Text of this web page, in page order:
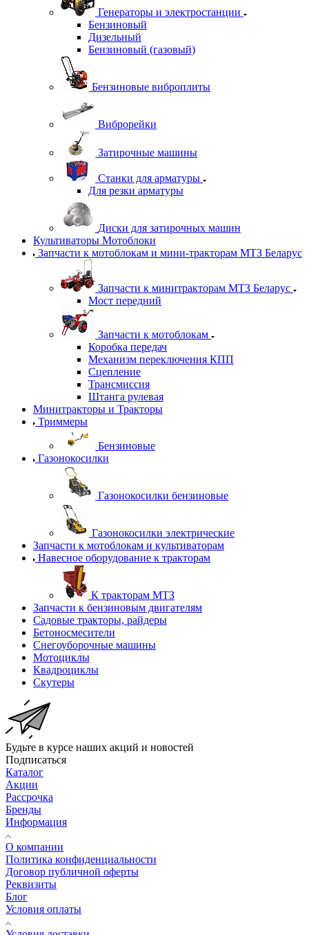
Генераторы и электростанции
Бензиновый
Дизельный
Бензиновый (газовый)
Бензиновые виброплиты
Виброрейки
Затирочные машины
Станки для арматуры
Для резки арматуры
Диски для затирочных машин
Культиваторы Мотоблоки
Запчасти к мотоблокам и мини-тракторам МТЗ Беларус
Запчасти к минитракторам МТЗ Беларус
Мост передний
Запчасти к мотоблокам
Коробка передач
Механизм переключения КПП
Сцепление
Трансмиссия
Штанга рулевая
Минитракторы и Тракторы
Триммеры
Бензиновые
Газонокосилки
Газонокосилки бензиновые
Газонокосилки электрические
Запчасти к мотоблокам и культиваторам
Навесное оборудование к тракторам
К тракторам МТЗ
Запчасти к бензиновым двигателям
Садовые тракторы, райдеры
Бетоносмесители
Снегоуборочные машины
Мотоциклы
Квадроциклы
Скутеры
Будьте в курсе наших акций и новостей
Подписаться
Каталог
Акции
Рассрочка
Бренды
Информация
О компании
Политика конфиденциальности
Договор публичной оферты
Реквизиты
Блог
Условия оплаты